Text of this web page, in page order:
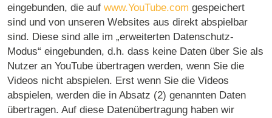
eingebunden, die auf www.YouTube.com gespeichert
sind und von unseren Websites aus direkt abspielbar
sind. Diese sind alle im „erweiterten Datenschutz-
Modus“ eingebunden, d.h. dass keine Daten über Sie als
Nutzer an YouTube übertragen werden, wenn Sie die
Videos nicht abspielen. Erst wenn Sie die Videos
abspielen, werden die in Absatz (2) genannten Daten
übertragen. Auf diese Datenübertragung haben wir